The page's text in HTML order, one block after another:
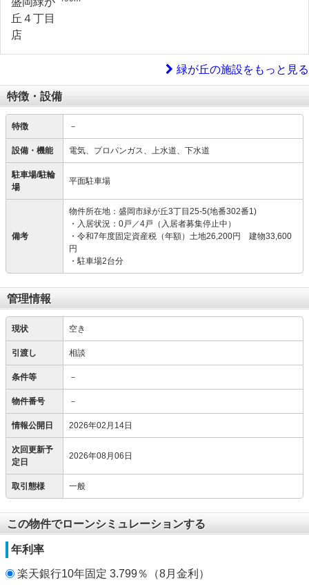
緑が丘の施設をもっと見る
特徴・設備
特徴 －
設備・機能 電気、プロパンガス、上水道、下水道
駐車場/駐輪
場
平面駐車場
備考
物件所在地：盛岡市緑が丘3丁目25-5(地番302番1)
・入居状況：0戸／4戸（入居者募集停止中）
・令和7年度固定資産税（年額）土地26,200円 建物33,600
円
・駐車場2台分
管理情報
現状 空き
引渡し 相談
条件等 －
物件番号 －
情報公開日 2026年02月14日
次回更新予
定日
2026年08月06日
取引態様 一般
この物件でローンシミュレーションする
年利率
楽天銀行10年固定 3.799％（8月金利）